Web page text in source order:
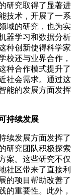
究取得了显著进
技术，开展了一系
域的研究，也为实
器学习和数据分析
种创新使得科学家
校还与业界合作，
种合作模式提升了
社会需求。通过这
能的发展方面发挥
持续发展
发展方面发挥了
研究团队积极探索
案。这些研究不仅
社区带来了直接利
的项目帮助改善了
的重要性。此外，